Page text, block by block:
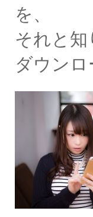
を、
それと
ダウンロ